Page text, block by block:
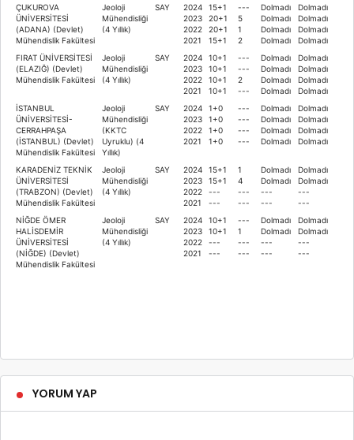
ÇUKUROVA
ÜNİVERSİTESİ
(ADANA) (Devlet)
Mühendislik Fakültesi
Jeoloji
Mühendisliği
(4 Yıllık)
SAY
2024
2023
2022
2021
15+1
20+1
20+1
15+1
---
5
1
2
Dolmadı
Dolmadı
Dolmadı
Dolmadı
Dolmadı
Dolmadı
Dolmadı
Dolmadı
FIRAT ÜNİVERSİTESİ
(ELAZIĞ) (Devlet)
Mühendislik Fakültesi
Jeoloji
Mühendisliği
(4 Yıllık)
SAY
2024
2023
2022
2021
10+1
10+1
10+1
10+1
---
---
2
---
Dolmadı
Dolmadı
Dolmadı
Dolmadı
Dolmadı
Dolmadı
Dolmadı
Dolmadı
İSTANBUL
ÜNİVERSİTESİ-
CERRAHPAŞA
(İSTANBUL) (Devlet)
Mühendislik Fakültesi
Jeoloji
Mühendisliği
(KKTC
Uyruklu) (4
Yıllık)
SAY
2024
2023
2022
2021
1+0
1+0
1+0
1+0
---
---
---
---
Dolmadı
Dolmadı
Dolmadı
Dolmadı
Dolmadı
Dolmadı
Dolmadı
Dolmadı
KARADENİZ TEKNİK
ÜNİVERSİTESİ
(TRABZON) (Devlet)
Mühendislik Fakültesi
Jeoloji
Mühendisliği
(4 Yıllık)
SAY
2024
2023
2022
2021
15+1
15+1
---
---
1
4
---
---
Dolmadı
Dolmadı
---
---
Dolmadı
Dolmadı
---
---
NİĞDE ÖMER
HALİSDEMİR
ÜNİVERSİTESİ
(NİĞDE) (Devlet)
Mühendislik Fakültesi
Jeoloji
Mühendisliği
(4 Yıllık)
SAY
2024
2023
2022
2021
10+1
10+1
---
---
---
1
---
---
Dolmadı
Dolmadı
---
---
Dolmadı
Dolmadı
---
---
YORUM YAP